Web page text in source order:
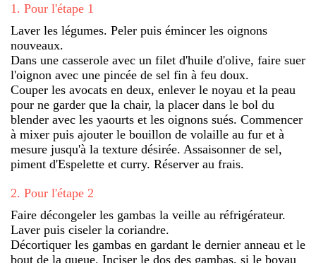
1 . Pour l'étape 1
Laver les légumes. Peler puis émincer les oignons
nouveaux.
Dans une casserole avec un filet d'huile d'olive, faire suer
l'oignon avec une pincée de sel fin à feu doux.
Couper les avocats en deux, enlever le noyau et la peau
pour ne garder que la chair, la placer dans le bol du
blender avec les yaourts et les oignons sués. Commencer
à mixer puis ajouter le bouillon de volaille au fur et à
mesure jusqu'à la texture désirée. Assaisonner de sel,
piment d'Espelette et curry. Réserver au frais.
2. Pour l'étape 2
Faire décongeler les gambas la veille au réfrigérateur.
Laver puis ciseler la coriandre.
Décortiquer les gambas en gardant le dernier anneau et le
bout de la queue. Inciser le dos des gambas, si le boyau